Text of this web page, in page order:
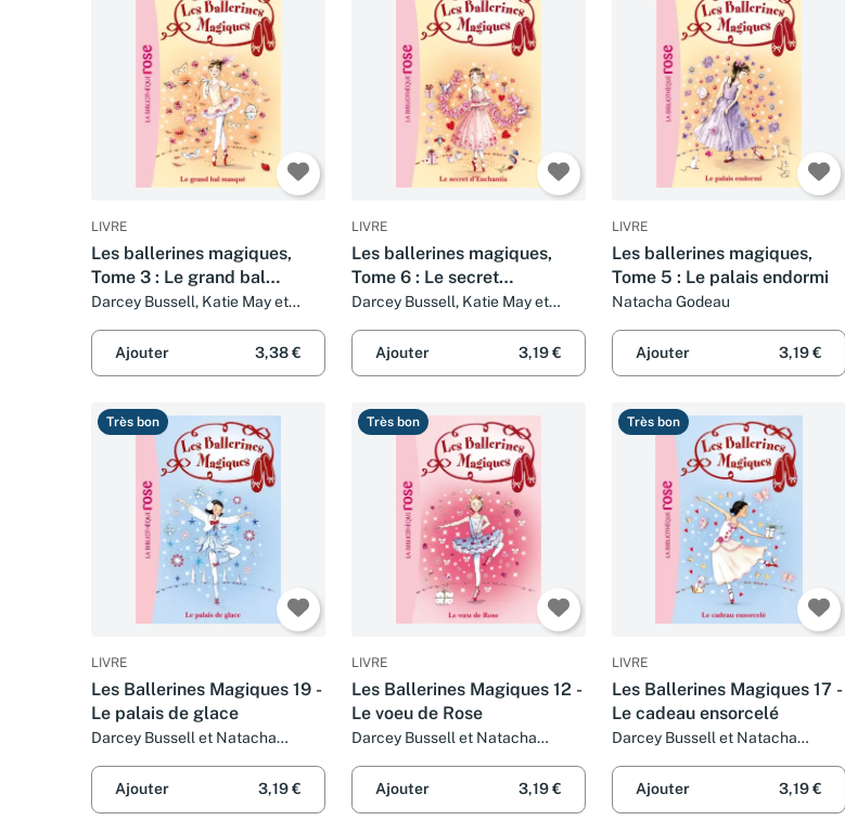
LIVRE
Les ballerines magiques,
Tome 3 : Le grand bal
masqué
Darcey Bussell, Katie May et
Ajouter
3,38 €
LIVRE
Les ballerines magiques,
Tome 6 : Le secret
d'Enchantia
Darcey Bussell, Katie May et
Ajouter
3,19 €
LIVRE
Les ballerines magiques,
Tome 5 : Le palais endormi
Natacha Godeau
Ajouter 3,19 €
Très bon
LIVRE
Les Ballerines Magiques 19 -
Le palais de glace
Darcey Bussell et Natacha
Ajouter
3,19 €
Très bon
LIVRE
Les Ballerines Magiques 12 -
Le voeu de Rose
Darcey Bussell et Natacha
Ajouter
3,19 €
Très bon
LIVRE
Les Ballerines Magiques 17 -
Le cadeau ensorcelé
Darcey Bussell et Natacha
Ajouter
3,19 €